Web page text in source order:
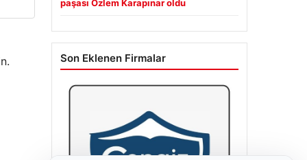
paşası Özlem Karapınar oldu
Son Eklenen Firmalar